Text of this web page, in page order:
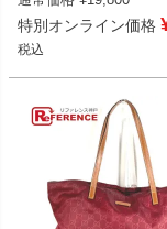
ユニセックス ピンク
特別オンライン価格
税込